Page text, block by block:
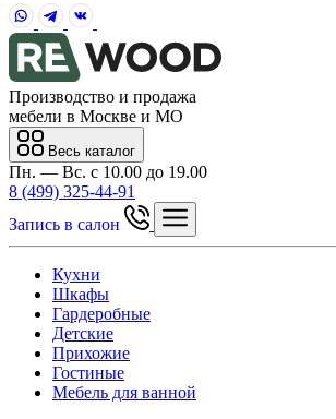
Производство и продажа
мебели в Москве и МО
Весь каталог
Пн. — Вс. с 10.00 до 19.00
8 (499) 325-44-91
Запись в салон
Кухни
Шкафы
Гардеробные
Детские
Прихожие
Гостиные
Мебель для ванной